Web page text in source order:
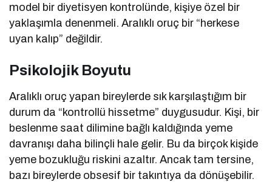
model bir diyetisyen kontrolünde, kişiye özel bir
yaklaşımla denenmeli. Aralıklı oruç bir “herkese
uyan kalıp” değildir.
Psikolojik Boyutu
Aralıklı oruç yapan bireylerde sık karşılaştığım bir
durum da “kontrollü hissetme” duygusudur. Kişi, bir
beslenme saat dilimine bağlı kaldığında yeme
davranışı daha bilinçli hale gelir. Bu da birçok kişide
yeme bozukluğu riskini azaltır. Ancak tam tersine,
bazı bireylerde obsesif bir takıntıya da dönüşebilir.